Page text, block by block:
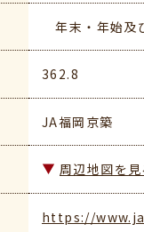
年末・年始及
362.8
JA福岡京築
周辺地図を見
https://